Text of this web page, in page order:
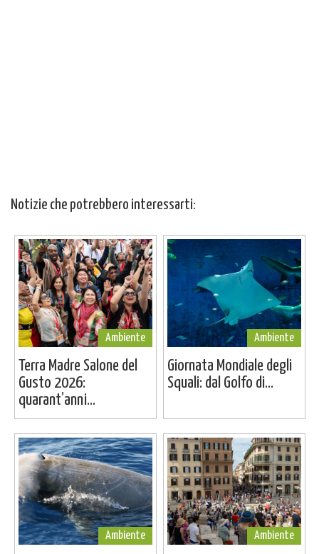
Notizie che potrebbero interessarti:
Ambiente
Terra Madre Salone del
Gusto 2026:
quarant’anni...
Ambiente
Giornata Mondiale degli
Squali: dal Golfo di...
Ambiente Ambiente